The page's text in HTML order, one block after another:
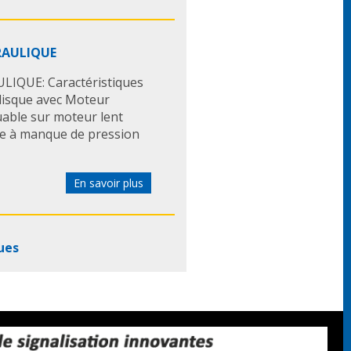
Caractéristiques
avec Moteur
sur moteur lent
à manque de pression
En savoir plus
chaque roue quand on
vous propose une ...